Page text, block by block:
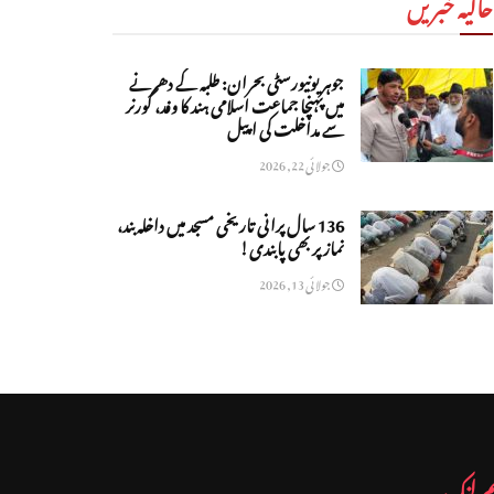
جوہر یونیورسٹی بحران: طلبہ کے دھرنے
میں پہنچا جماعت اسلامی ہند کا وفد، گورنر
سے مداخلت کی اپیل
جولائی 22, 2026
136 سال پرانی تاریخی مسجد میں داخلہ بند،
نماز پر بھی پابندی!
جولائی 13, 2026